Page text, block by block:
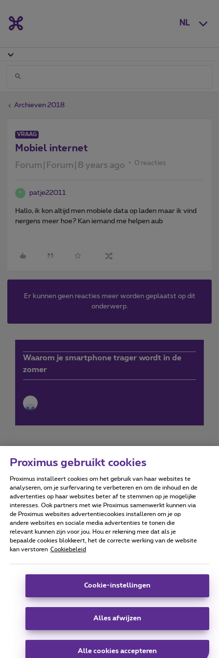
NL
Archieven 2018
VRAAG
Mobiel internet
Forum|Forum|8 years ago 0 reacties
P patje22011
Hallo, ik kon altijd men mobiele data op laden maar ik vind
nergens meer hoe? Kan iemand me helpen aub
Er kunnen geen reacties meer worden geplaatst op dit
onderwerp.
Waarom je smartphone trager wordt in de
zomer
Forumvoorwaarden Accessibility statement
Alle rechten voorbehouden. © Proximus
Algemene voorwaarden, consumenteninfo
Deze website is gecreëerd en wordt beheerd conform het
Koning Albert II-laan 27 - B-1030 Brussel.
Carrier & Wholesale Solutions
Telindus
Proximus gebruikt cookies
Proximus installeert cookies om het gebruik van haar websites te
analyseren, om je surfervaring te verbeteren en om de inhoud en de
advertenties op haar websites beter af te stemmen op je mogelijke
interesses. Ook partners met wie Proximus samenwerkt kunnen via
de Proximus websites advertentiecookies installeren om je op
andere websites en sociale media advertenties te tonen die
relevant kunnen zijn voor jou. Hou er rekening mee dat als je
bepaalde cookies blokkeert, het de correcte werking van de website
kan verstoren Cookiebeleid
Cookie-instellingen
Alles afwijzen
Alle cookies accepteren